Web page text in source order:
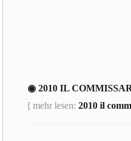
◉ 2010 IL
[ mehr lesen:2010 il